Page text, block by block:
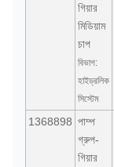
গিয়ার
মিডিয়াম
চাপ
বিভাগ:
হাইড্রলিক
সিস্টেম
1368898 পাম্প
গ্রুপ-
গিয়ার